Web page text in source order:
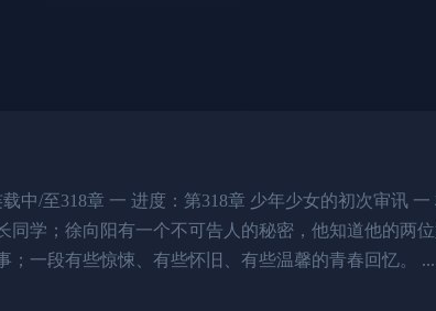
/至318章 一 进度：第318章 少年少女的初次审讯
学；徐向阳有一个不可告人的秘密，他知道他的两
一段有些惊悚、有些怀旧、有些温馨的青春回忆。